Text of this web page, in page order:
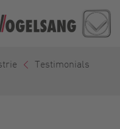
Testimonials